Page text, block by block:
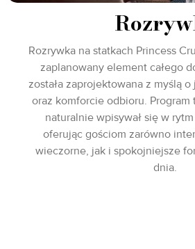
Rozrywka na statkach Princess
zaplanowany element całego
została zaprojektowana z myślą
oraz komforcie odbioru.
naturalnie wpisywał się w
oferując gościom zarówno
wieczorne, jak i spokojniejsze
dnia.